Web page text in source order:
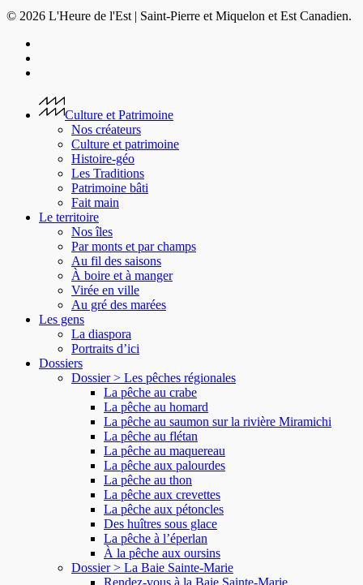
© 2026 L'Heure de l'Est | Saint-Pierre et Miquelon et Est Canadien.
Menu
Culture et Patrimoine
Nos créateurs
Culture et patrimoine
Histoire-géo
Les Traditions
Patrimoine bâti
Fait main
Le territoire
Nos îles
Par monts et par champs
Au fil des saisons
À boire et à manger
Virée en ville
Au gré des marées
Les gens
La diaspora
Portraits d’ici
Dossiers
Dossier > Les pêches régionales
La pêche au crabe
La pêche au homard
La pêche au saumon sur la rivière Miramichi
La pêche au flétan
La pêche au maquereau
La pêche aux palourdes
La pêche au thon
La pêche aux crevettes
La pêche aux pétoncles
Des huîtres sous glace
La pêche à l’éperlan
À la pêche aux oursins
Dossier > La Baie Sainte-Marie
Rendez-vous à la Baie Sainte-Marie